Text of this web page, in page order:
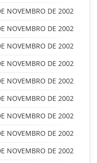
NOVEMBRO DE 2002
NOVEMBRO DE 2002
NOVEMBRO DE 2002
NOVEMBRO DE 2002
NOVEMBRO DE 2002
NOVEMBRO DE 2002
NOVEMBRO DE 2002
NOVEMBRO DE 2002
NOVEMBRO DE 2002